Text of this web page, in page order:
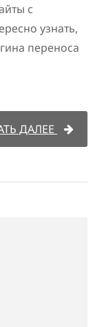
с
узнать,
переноса
ДАЛЕЕ